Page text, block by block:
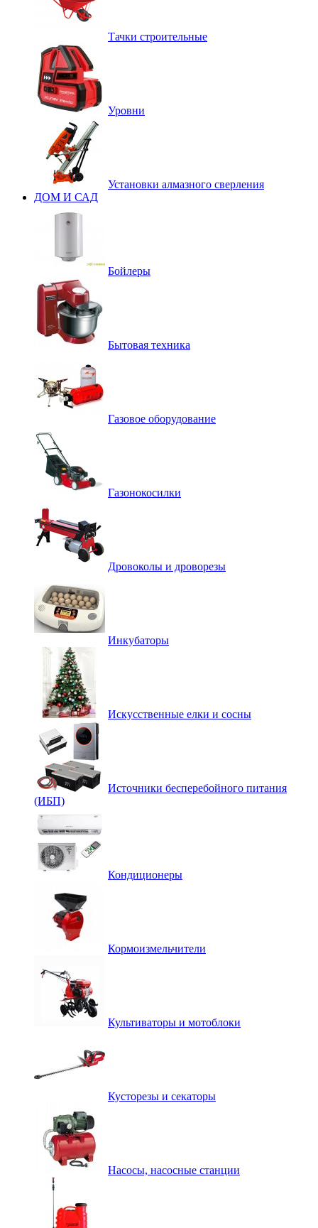
Тачки строительные
Уровни
Установки алмазного сверления
ДОМ И САД
Бойлеры
Бытовая техника
Газовое оборудование
Газонокосилки
Дровоколы и дроворезы
Инкубаторы
Искусственные елки и сосны
Источники бесперебойного питания
(ИБП)
Кондиционеры
Кормоизмельчители
Культиваторы и мотоблоки
Кусторезы и секаторы
Насосы, насосные станции